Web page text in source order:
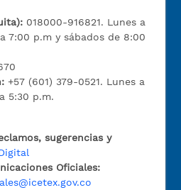
018000-916821. Lunes a
7:00 p.m y sábados de 8:00
+57 (601) 379-0521. Lunes a
5:30 p.m.
sugerencias y
Oficiales: